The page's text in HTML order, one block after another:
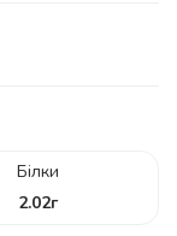
Білки
2.02г